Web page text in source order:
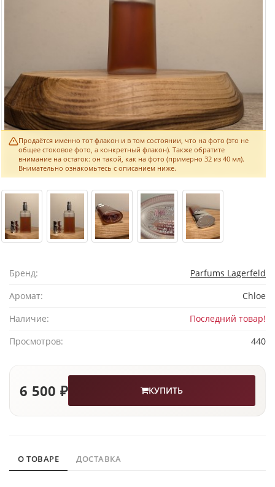
Продаётся именно тот флакон и в том состоянии, что на фото (это не
общее стоковое фото, а конкретный флакон). Также обратите
внимание на остаток: он такой, как на фото (примерно 32 из 40 мл).
Внимательно ознакомьтесь с описанием ниже.
Бренд:
Parfums Lagerfeld
Аромат:
Chloe
Наличие:
Последний товар!
Просмотров:
440
6 500 ₽ КУПИТЬ
О ТОВАРЕ ДОСТАВКА